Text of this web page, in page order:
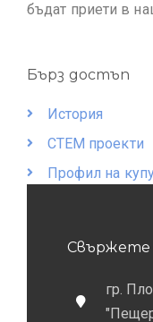
бъдат приети в
Бърз достъп
История
СТЕМ проекти
Профил на
Свържете
гр.